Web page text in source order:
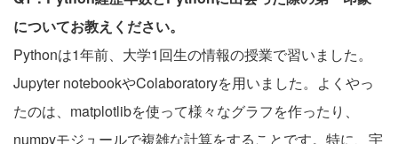
についてお教えください。
Pythonは1年前、大学1回生の情報の授業で習いました。
Jupyter notebookやColaboratoryを用いました。よくやっ
たのは、matplotlibを使って様々なグラフを作ったり、
numpyモジュールで複雑な計算をすることです。特に、宇